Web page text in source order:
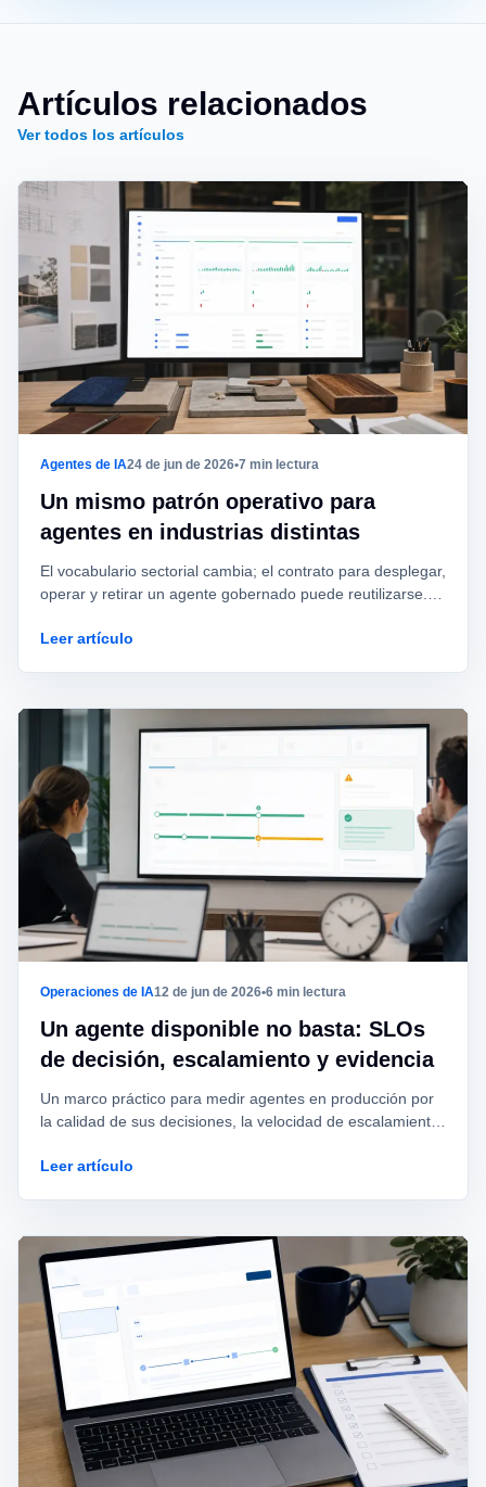
Artículos relacionados
Ver todos los artículos
Agentes de IA24 de jun de 2026•7 min lectura
Un mismo patrón operativo para
agentes en industrias distintas
El vocabulario sectorial cambia; el contrato para desplegar,
operar y retirar un agente gobernado puede reutilizarse.
Leer artículo
Operaciones de IA12 de jun de 2026•6 min lectura
Un agente disponible no basta: SLOs
de decisión, escalamiento y evidencia
Un marco práctico para medir agentes en producción por
la calidad de sus decisiones, la velocidad de escalamiento
Leer artículo